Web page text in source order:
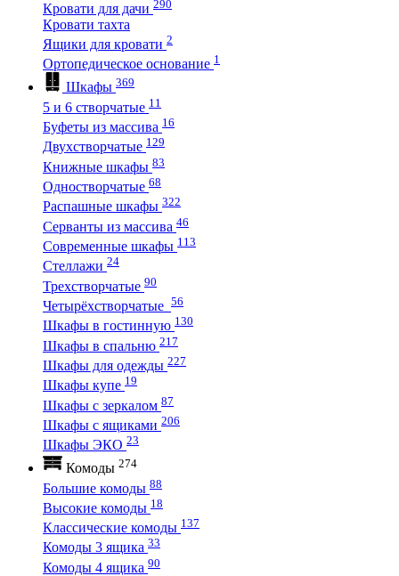
Кровати для дачи 290
Кровати тахта
Ящики для кровати 2
Ортопедическое основание 1
Шкафы 369
5 и 6 створчатые 11
Буфеты из массива 16
Двухстворчатые 129
Книжные шкафы 83
Одностворчатые 68
Распашные шкафы 322
Серванты из массива 46
Современные шкафы 113
Стеллажи 24
Трехстворчатые 90
Четырёхстворчатые 56
Шкафы в гостинную 130
Шкафы в спальню 217
Шкафы для одежды 227
Шкафы купе 19
Шкафы с зеркалом 87
Шкафы с ящиками 206
Шкафы ЭКО 23
Комоды 274
Большие комоды 88
Высокие комоды 18
Классические комоды 137
Комоды 3 ящика 33
Комоды 4 ящика 90